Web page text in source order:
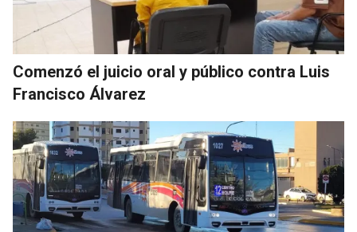
Comenzó el juicio oral y público contra Luis
Francisco Álvarez